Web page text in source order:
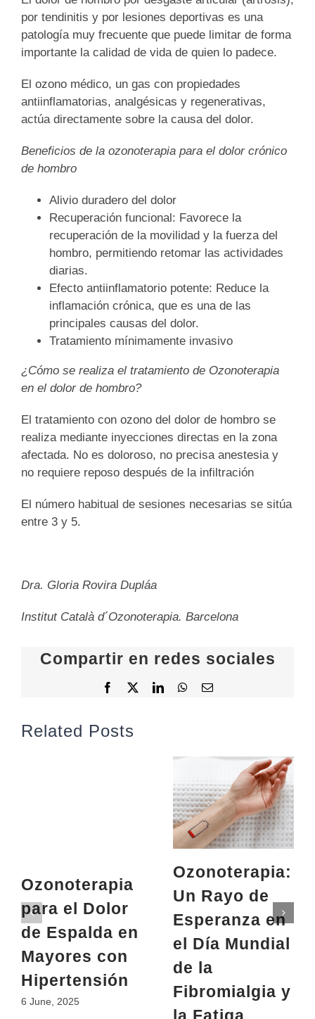
por tendinitis y por lesiones deportivas es una
patología muy frecuente que puede limitar de forma
importante la calidad de vida de quien lo padece.
El ozono médico, un gas con propiedades
antiinflamatorias, analgésicas y regenerativas,
actúa directamente sobre la causa del dolor.
Beneficios de la ozonoterapia para el dolor crónico
de hombro
Alivio duradero del dolor
Recuperación funcional: Favorece la
recuperación de la movilidad y la fuerza del
hombro, permitiendo retomar las actividades
diarias.
Efecto antiinflamatorio potente: Reduce la
inflamación crónica, que es una de las
principales causas del dolor.
Tratamiento mínimamente invasivo
¿Cómo se realiza el tratamiento de Ozonoterapia
en el dolor de hombro?
El tratamiento con ozono del dolor de hombro se
realiza mediante inyecciones directas en la zona
afectada. No es doloroso, no precisa anestesia y
no requiere reposo después de la infiltración
El número habitual de sesiones necesarias se sitúa
entre 3 y 5.
Dra. Gloria Rovira Dupláa
Institut Català d´Ozonoterapia. Barcelona
Compartir en redes sociales
Facebook LinkedInWhatsApp
Email
Related Posts
Ozonoterapia
para el Dolor
de Espalda en
Mayores con
Hipertensión
6 June, 2025
Ozonoterapia:
Un Rayo de
Esperanza en
el Día Mundial
de la
Fibromialgia y